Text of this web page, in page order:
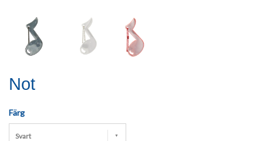
Not
Färg
Svart